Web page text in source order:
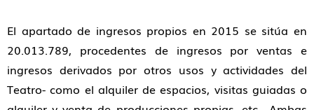
El apartado de ingresos propios en 2015 se sitúa en
20.013.789, procedentes de ingresos por ventas e
ingresos derivados por otros usos y actividades del
Teatro- como el alquiler de espacios, visitas guiadas o